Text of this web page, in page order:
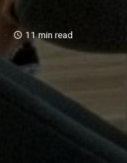
access_time 11 min read